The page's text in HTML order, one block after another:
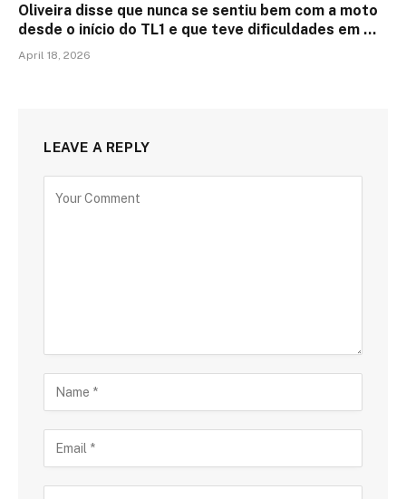
Oliveira disse que nunca se sentiu bem com a moto
desde o início do TL1 e que teve dificuldades em …
April 18, 2026
LEAVE A REPLY